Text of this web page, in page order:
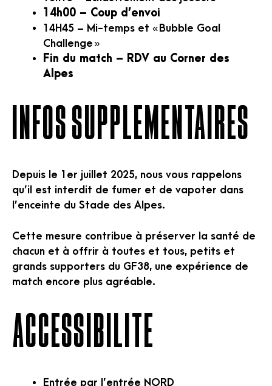
14h00 – Coup d’envoi
14H45 – Mi-temps et « Bubble Goal
Challenge »
Fin du match – RDV au Corner des
Alpes
INFOS SUPPLEMENTAIRES
Depuis le 1er juillet 2025, nous vous rappelons
qu’il est interdit de fumer et de vapoter dans
l’enceinte du Stade des Alpes.
Cette mesure contribue à préserver la santé de
chacun et à offrir à toutes et tous, petits et
grands supporters du GF38, une expérience de
match encore plus agréable.
Accessibilité
Entrée par l’entrée NORD